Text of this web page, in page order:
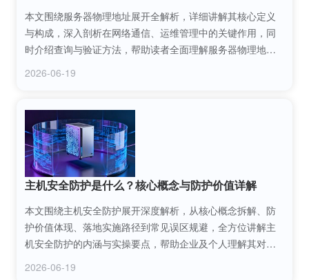
本文围绕服务器物理地址展开全解析，详细讲解其核心定义
与构成，深入剖析在网络通信、运维管理中的关键作用，同
时介绍查询与验证方法，帮助读者全面理解服务器物理地址
2026-06-19
主机安全防护是什么？核心概念与防护价值详解
本文围绕主机安全防护展开深度解析，从核心概念拆解、防
护价值体现、落地实施路径到常见误区规避，全方位讲解主
机安全防护的内涵与实操要点，帮助企业及个人理解其对业
2026-06-19